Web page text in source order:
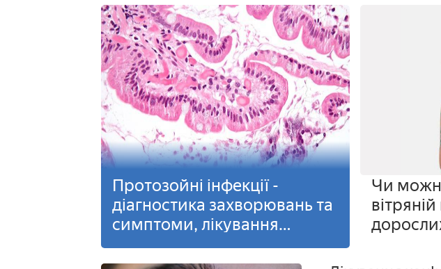
Протозойні інфекції -
діагностика захворювань та
симптоми, лікування
препаратами
антипротозойными
Чи
вітряній